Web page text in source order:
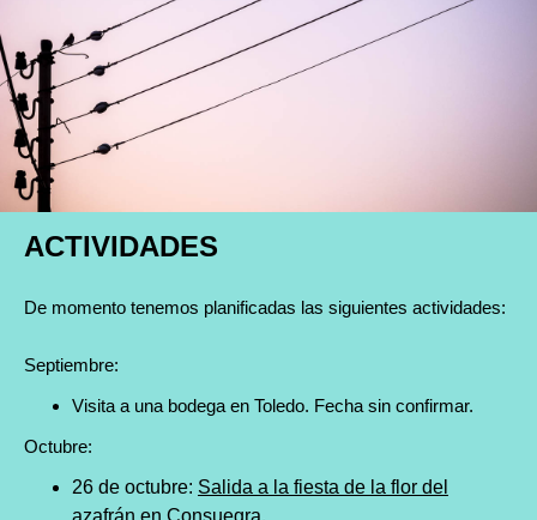
ACTIVIDADES
De momento tenemos planificadas las siguientes actividades:
Septiembre:
Visita a una bodega en Toledo. Fecha sin confirmar.
Octubre:
26 de octubre: Salida a la fiesta de la flor del
azafrán en Consuegra.